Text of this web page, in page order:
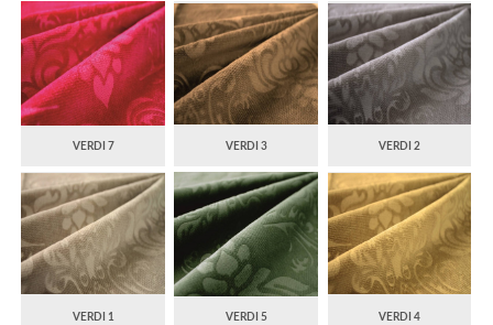
VERDI 7 VERDI 3 VERDI 2
VERDI 1 VERDI 5 VERDI 4